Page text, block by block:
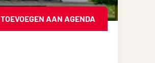
TOEVOEGEN AAN AGENDA